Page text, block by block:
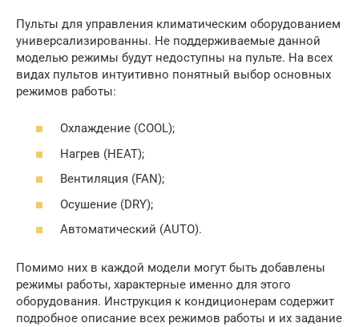
Пульты для управления климатическим оборудованием
универсализированны. Не поддерживаемые данной
моделью режимы будут недоступны на пульте. На всех
видах пультов интуитивно понятный выбор основных
режимов работы:
Охлаждение (COOL);
Нагрев (HEAT);
Вентиляция (FAN);
Осушение (DRY);
Автоматический (AUTO).
Помимо них в каждой модели могут быть добавлены
режимы работы, характерные именно для этого
оборудования. Инструкция к кондиционерам содержит
подробное описание всех режимов работы и их задание